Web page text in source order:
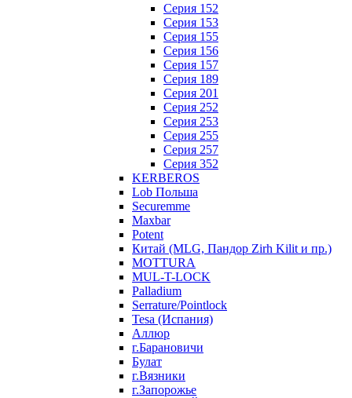
Серия 152
Серия 153
Серия 155
Серия 156
Серия 157
Серия 189
Серия 201
Серия 252
Серия 253
Серия 255
Серия 257
Серия 352
KERBEROS
Lob Польша
Securemme
Maxbar
Potent
Китай (MLG, Пандор Zirh Kilit и пр.)
MOTTURA
MUL-T-LOCK
Palladium
Serrature/Pointlock
Tesa (Испания)
Аллюр
г.Барановичи
Булат
г.Вязники
г.Запорожье